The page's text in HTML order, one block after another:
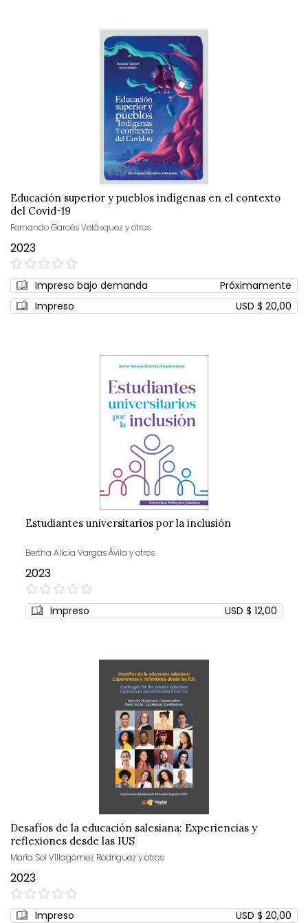
Educación superior y pueblos indígenas en el contexto
del Covid-19
Fernando Garcés Velásquez y otros
2023
0%
Impreso bajo demanda
Próximamente
Impreso
USD $ 20,00
Estudiantes universitarios por la inclusión
Bertha Alicia Vargas Ávila y otros
2023
0%
Impreso USD $ 12,00
Desafíos de la educación salesiana: Experiencias y
reflexiones desde las IUS
María Sol Villagómez Rodriguez y otros
2023
0%
Impreso USD $ 20,00